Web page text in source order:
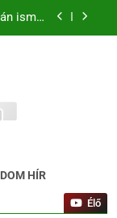
ismét
vicces
tól
ismét
gárda
a vicces
HÍR
Élő